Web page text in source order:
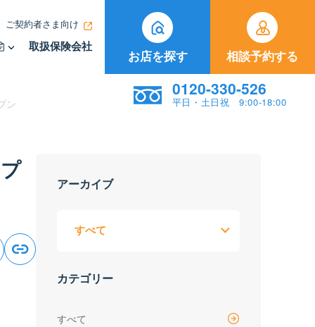
ご契約者さま向け
取扱保険会社
お店を探す 相談予約する
0120-330-526
平日・土日祝 9:00-18:00
ン
アーカイブ
カテゴリー
すべて